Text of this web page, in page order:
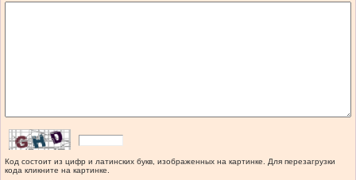
Код состоит из цифр и латинских букв, изображенных на картинке. Для перезагрузки
кода кликните на картинке.